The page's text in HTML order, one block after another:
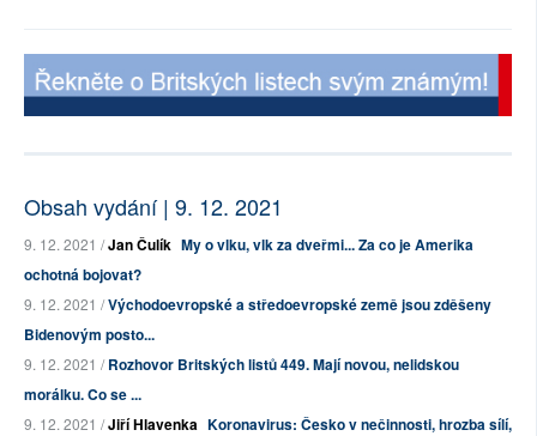
Obsah vydání | 9. 12. 2021
9. 12. 2021 /Jan Čulík My o vlku, vlk za dveřmi... Za co je Amerika
ochotná bojovat?
9. 12. 2021 /Východoevropské a středoevropské země jsou zděšeny
Bidenovým posto...
9. 12. 2021 /Rozhovor Britských listů 449. Mají novou, nelidskou
morálku. Co se ...
9. 12. 2021 /Jiří Hlavenka Koronavirus: Česko v nečinnosti, hrozba sílí,